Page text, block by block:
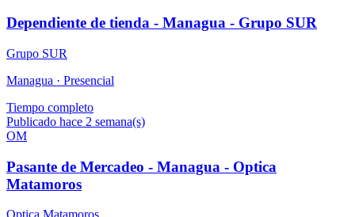
Dependiente de tienda - Managua - Grupo SUR
Grupo SUR
Managua · Presencial
Tiempo completo
Publicado hace 2 semana(s)
OM
Pasante de Mercadeo - Managua - Optica
Matamoros